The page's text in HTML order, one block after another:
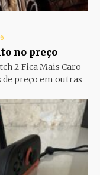
no preço
2 Fica Mais Caro
preço em outras